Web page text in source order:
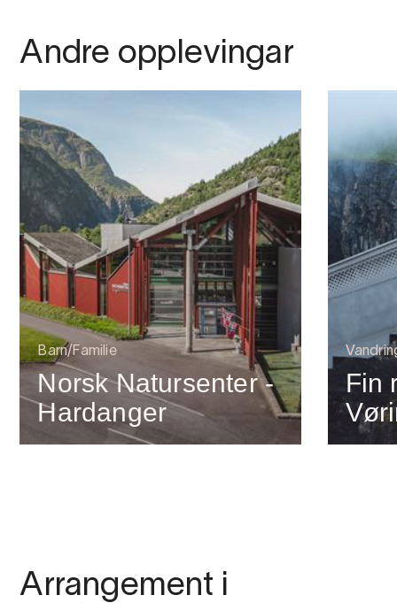
Andre opplevingar
Barn/Familie
Norsk Natursenter -
Hardanger
Fin
Arrangement i